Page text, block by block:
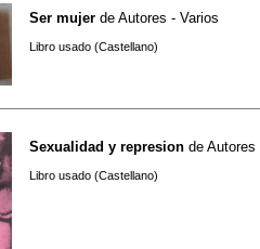
Ser mujer de Autores - Varios
Libro usado (Castellano)
Sexualidad y represion de Autores
Libro usado (Castellano)